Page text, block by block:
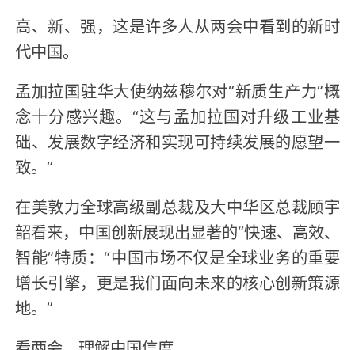
高、新、强，这是许多人从两会中看到的新时
代中国。
孟加拉国驻华大使纳兹穆尔对“新质生产力”概
念十分感兴趣。“这与孟加拉国对升级工业基
础、发展数字经济和实现可持续发展的愿望一
致。”
在美敦力全球高级副总裁及大中华区总裁顾宇
韶看来，中国创新展现出显著的“快速、高效、
智能”特质：“中国市场不仅是全球业务的重要
增长引擎，更是我们面向未来的核心创新策源
地。”